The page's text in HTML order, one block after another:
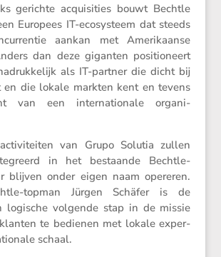
gerichte acqui­si­ties bouwt Bechtle
Europees IT-ecosys­teem dat steeds
aankan met Ameri­kaanse
dan deze giganten positi­o­neert
als IT-partner die dicht bij
die lokale markten kent en tevens
van een inter­na­ti­o­nale organi­
van Grupo Solutia zullen
in het bestaande Bechtle-
blijven onder eigen naam opereren.
topman Jürgen Schäfer is de
logische volgende stap in de missie
te bedienen met lokale exper­
schaal.